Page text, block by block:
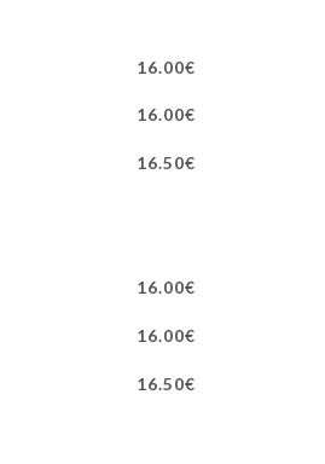
16.00€
16.00€
16.50€
16.00€
16.00€
16.50€